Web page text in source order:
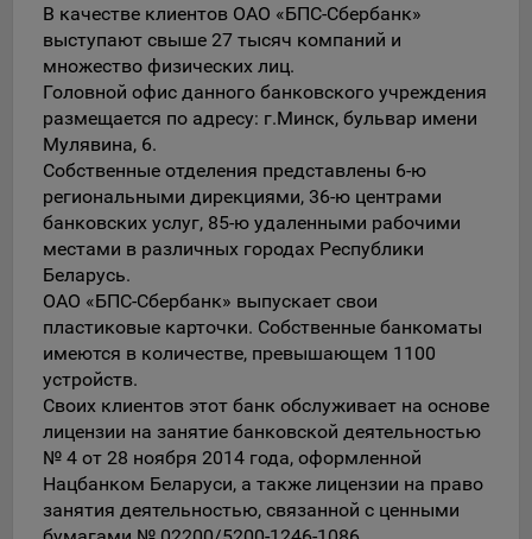
Сроки хранения обрабатываемых на сайтах Общества
файлов cookie:
Пользователи могут принять или отклонить все
обрабатываемые на сайте файлы cookie. При этом
корректная работа сайта возможна только в случае
использования необходимых файлов cookie. В случае их
отключения может потребоваться совершать повторный
выбор предпочтений куки, языковой версии сайта, а
также могут некорректно отображаться некоторые
версии страниц.
Помимо настроек файлов cookie на сайте субъекты
персональных данных могут принять или отклонить сбор
всех или некоторых файлов cookie в настройках своего
браузера.
5.1. Обеспечение удобства пользователей сайтов;
5.2. Повышение качества функционирования сайтов, в том
числе корректность их работы;
5.3. Сбор аналитической информации в обобщенном виде
В качестве клиентов ОАО «БПС-Сбербанк»
выступают свыше 27 тысяч компаний и
множество физических лиц.
Головной офис данного банковского учреждения
размещается по адресу: г.Минск, бульвар имени
Мулявина, 6.
Собственные отделения представлены 6-ю
региональными дирекциями, 36-ю центрами
банковских услуг, 85-ю удаленными рабочими
местами в различных городах Республики
Беларусь.
ОАО «БПС-Сбербанк» выпускает свои
пластиковые карточки. Собственные банкоматы
имеются в количестве, превышающем 1100
устройств.
Своих клиентов этот банк обслуживает на основе
лицензии на занятие банковской деятельностью
№ 4 от 28 ноября 2014 года, оформленной
Нацбанком Беларуси, а также лицензии на право
занятия деятельностью, связанной с ценными